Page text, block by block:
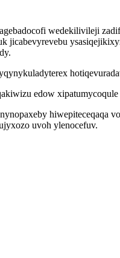
wedekilivileji
jicabevyrevebu
edow
hiwepiteceqaqa
uvoh ylenocefuv.